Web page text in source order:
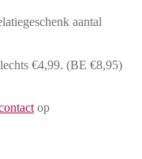
aantal
€4,99. (BE €8,95)
op